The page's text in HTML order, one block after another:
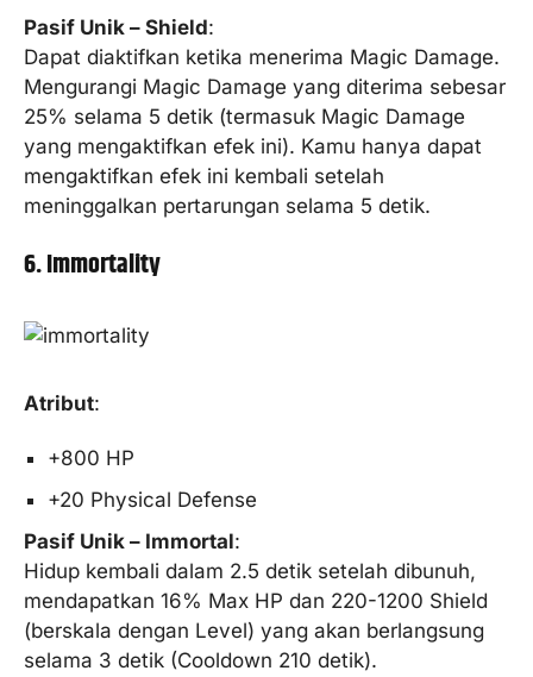
Pasif Unik – Shield:
Dapat diaktifkan ketika menerima Magic Damage.
Mengurangi Magic Damage yang diterima sebesar
25% selama 5 detik (termasuk Magic Damage
yang mengaktifkan efek ini). Kamu hanya dapat
mengaktifkan efek ini kembali setelah
meninggalkan pertarungan selama 5 detik.
6. Immortality
Atribut:
+800 HP
+20 Physical Defense
Pasif Unik – Immortal:
Hidup kembali dalam 2.5 detik setelah dibunuh,
mendapatkan 16% Max HP dan 220-1200 Shield
(berskala dengan Level) yang akan berlangsung
selama 3 detik (Cooldown 210 detik).